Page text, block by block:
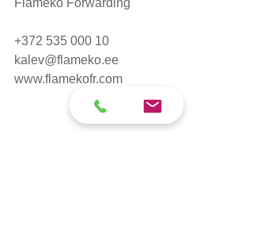
Flameko Forwarding
+372 535 000 10
kalev@flameko.ee
www.flamekofr.com